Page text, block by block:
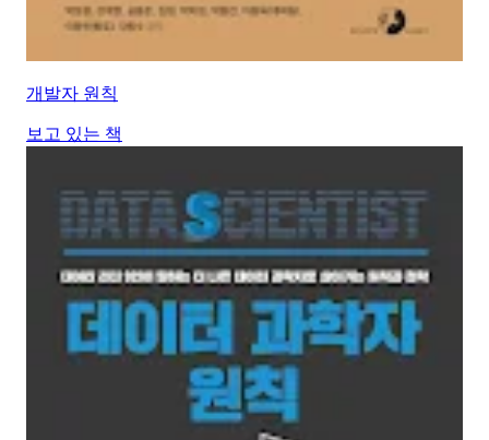
개발자 원칙
보고 있는 책